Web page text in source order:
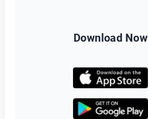
Download Now